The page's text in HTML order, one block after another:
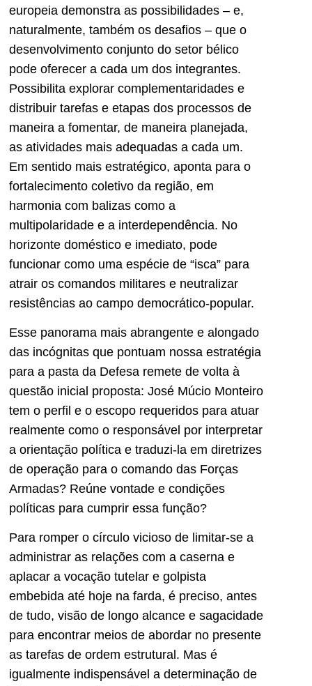
europeia demonstra as possibilidades – e,
naturalmente, também os desafios – que o
desenvolvimento conjunto do setor bélico
pode oferecer a cada um dos integrantes.
Possibilita explorar complementaridades e
distribuir tarefas e etapas dos processos de
maneira a fomentar, de maneira planejada,
as atividades mais adequadas a cada um.
Em sentido mais estratégico, aponta para o
fortalecimento coletivo da região, em
harmonia com balizas como a
multipolaridade e a interdependência. No
horizonte doméstico e imediato, pode
funcionar como uma espécie de “isca” para
atrair os comandos militares e neutralizar
resistências ao campo democrático-popular.
Esse panorama mais abrangente e alongado
das incógnitas que pontuam nossa estratégia
para a pasta da Defesa remete de volta à
questão inicial proposta: José Múcio Monteiro
tem o perfil e o escopo requeridos para atuar
realmente como o responsável por interpretar
a orientação política e traduzi-la em diretrizes
de operação para o comando das Forças
Armadas? Reúne vontade e condições
políticas para cumprir essa função?
Para romper o círculo vicioso de limitar-se a
administrar as relações com a caserna e
aplacar a vocação tutelar e golpista
embebida até hoje na farda, é preciso, antes
de tudo, visão de longo alcance e sagacidade
para encontrar meios de abordar no presente
as tarefas de ordem estrutural. Mas é
igualmente indispensável a determinação de